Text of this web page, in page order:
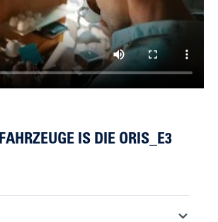
IS DIE ORIS_E3